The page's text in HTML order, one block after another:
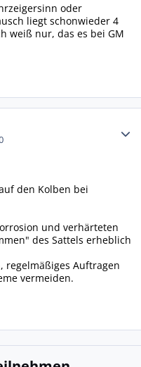
oder
liegt schonwieder 4
weiß nur, das es bei GM
den Kolben bei
und verhärteten
des Sattels erheblich
regelmäßiges Auftragen
vermeiden.